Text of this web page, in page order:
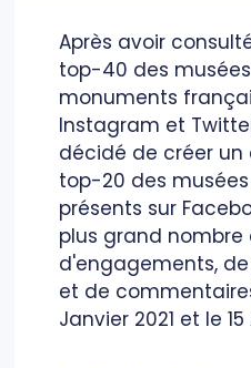
Après avoir
top-40 des
monuments
Instagram et
décidé de créer
top-20 des
présents sur
plus grand nombre
d'engagements,
et de
Janvier 2021 et le 15